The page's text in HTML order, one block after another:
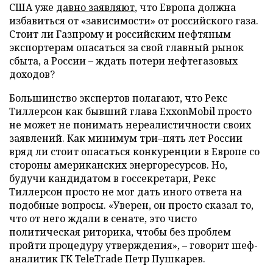
США уже давно заявляют, что Европа должна
избавиться от «зависимости» от российского газа.
Стоит ли Газпрому и российским нефтяным
экспортерам опасаться за свой главный рынок
сбыта, а России – ждать потери нефтегазовых
доходов?
Большинство экспертов полагают, что Рекс
Тиллерсон как бывший глава ExxonMobil просто
не может не понимать нереалистичности своих
заявлений. Как минимум три–пять лет России
вряд ли стоит опасаться конкуренции в Европе со
стороны американских энергоресурсов. Но,
будучи кандидатом в госсекретари, Рекс
Тиллерсон просто не мог дать иного ответа на
подобные вопросы. «Уверен, он просто сказал то,
что от него ждали в сенате, это чисто
политическая риторика, чтобы без проблем
пройти процедуру утверждения», – говорит шеф-
аналитик ГК TeleTrade Петр Пушкарев.